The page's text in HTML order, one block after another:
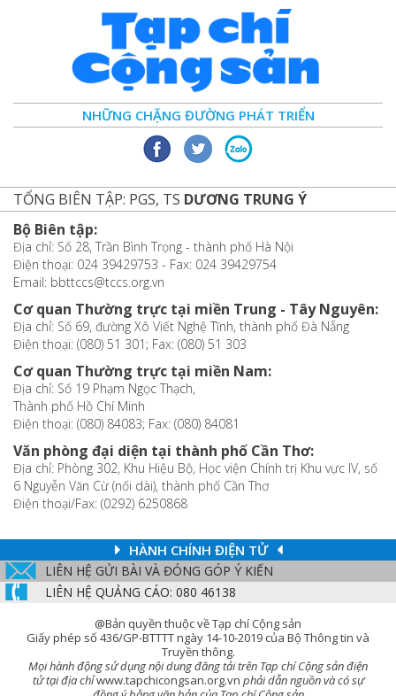
NHỮNG CHẶNG ĐƯỜNG PHÁT TRIỂN
TỔNG BIÊN TẬP: PGS, TS DƯƠNG TRUNG Ý
Bộ Biên tập:
Địa chỉ: Số 28, Trần Bình Trọng - thành phố Hà Nội
Điện thoại: 024 39429753 - Fax: 024 39429754
Email: bbttccs@tccs.org.vn
Cơ quan Thường trực tại miền Trung - Tây Nguyên:
Địa chỉ: Số 69, đường Xô Viết Nghệ Tĩnh, thành phố Đà Nẵng
Điện thoại: (080) 51 301; Fax: (080) 51 303
Cơ quan Thường trực tại miền Nam:
Địa chỉ: Số 19 Phạm Ngọc Thạch,
Thành phố Hồ Chí Minh
Điện thoại: (080) 84083; Fax: (080) 84081
Văn phòng đại diện tại thành phố Cần Thơ:
Địa chỉ: Phòng 302, Khu Hiệu Bộ, Học viện Chính trị Khu vực IV, số
6 Nguyễn Văn Cừ (nối dài), thành phố Cần Thơ
Điện thoại/Fax: (0292) 6250868
HÀNH CHÍNH ĐIỆN TỬ
LIÊN HỆ GỬI BÀI VÀ ĐÓNG GÓP Ý KIẾN
LIÊN HỆ QUẢNG CÁO: 080 46138
@Bản quyền thuộc về Tạp chí Cộng sản
Giấy phép số 436/GP-BTTTT ngày 14-10-2019 của Bộ Thông tin và
Truyền thông.
Mọi hành động sử dụng nội dung đăng tải trên Tạp chí Cộng sản điện
tử tại địa chỉwww.tapchicongsan.org.vn phải dẫn nguồn và có sự